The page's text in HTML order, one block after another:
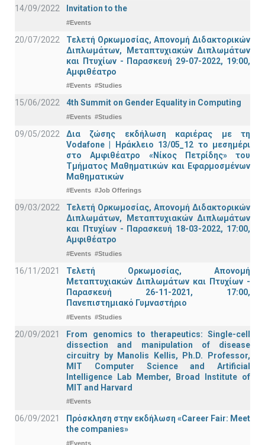
14/09/2022 Invitation to the
#Events
20/07/2022
Τελετή Ορκωμοσίας, Απονομή Διδακτορικών
Διπλωμάτων, Μεταπτυχιακών Διπλωμάτων
και Πτυχίων - Παρασκευή 29-07-2022, 19:00,
Αμφιθέατρο
#Events #Studies
15/06/2022 4th Summit on Gender Equality in Computing
#Events #Studies
09/05/2022
Δια ζώσης εκδήλωση καριέρας με τη
Vodafone | Ηράκλειο 13/05_12 το μεσημέρι
στο Αμφιθέατρο «Νίκος Πετρίδης» του
Τμήματος Μαθηματικών και Εφαρμοσμένων
Μαθηματικών
#Events #Job Offerings
09/03/2022
Τελετή Ορκωμοσίας, Απονομή Διδακτορικών
Διπλωμάτων, Μεταπτυχιακών Διπλωμάτων
και Πτυχίων - Παρασκευή 18-03-2022, 17:00,
Αμφιθέατρο
#Events #Studies
16/11/2021
Τελετή Ορκωμοσίας, Απονομή
Μεταπτυχιακών Διπλωμάτων και Πτυχίων -
Παρασκευή 26-11-2021, 17:00,
Πανεπιστημιακό Γυμναστήριο
#Events #Studies
20/09/2021
From genomics to therapeutics: Single-cell
dissection and manipulation of disease
circuitry by Manolis Kellis, Ph.D. Professor,
MIT Computer Science and Artificial
Intelligence Lab Member, Broad Institute of
MIT and Harvard
#Events
06/09/2021
Πρόσκληση στην εκδήλωση «Career Fair: Meet
the companies»
#Events